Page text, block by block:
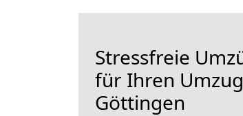
Stressfreie
für Ihren
Göttingen